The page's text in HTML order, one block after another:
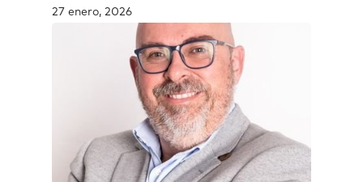
27 enero, 2026